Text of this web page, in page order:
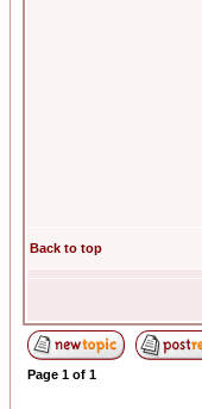
Back to top
Page 1 of 1